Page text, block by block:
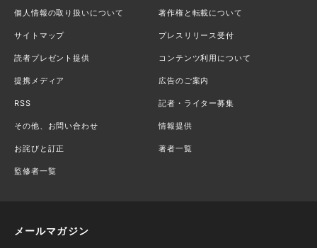
個人情報の取り扱いについて 著作権と転載について
サイトマップ プレスリリース受付
読者プレゼント提供 コンテンツ利用について
提携メディア 広告のご案内
RSS 記者・ライター募集
その他、お問い合わせ 情報提供
お詫びと訂正 著者一覧
監修者一覧
メールマガジン